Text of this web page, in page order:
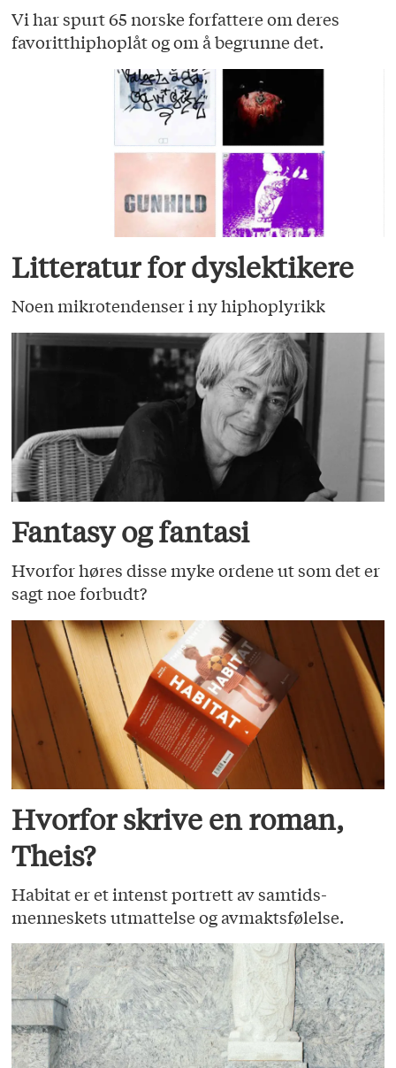
Vi har spurt 65 norske forfattere om deres
favoritthiphoplåt og om å begrunne det.
Litteratur for dyslektikere
Noen mikrotendenser i ny hiphoplyrikk
Fantasy og fantasi
Hvorfor høres disse myke ordene ut som det er
sagt noe forbudt?
Hvorfor skrive en roman,
Theis?
Habitat er et intenst portrett av samtids­
menneskets utmattelse og avmaktsfølelse.